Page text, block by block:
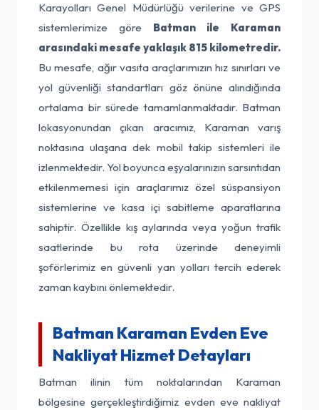
Karayolları Genel Müdürlüğü verilerine ve GPS
sistemlerimize göre Batman ile Karaman
arasındaki mesafe yaklaşık 815 kilometredir.
Bu mesafe, ağır vasıta araçlarımızın hız sınırları ve
yol güvenliği standartları göz önüne alındığında
ortalama bir sürede tamamlanmaktadır. Batman
lokasyonundan çıkan aracımız, Karaman varış
noktasına ulaşana dek mobil takip sistemleri ile
izlenmektedir. Yol boyunca eşyalarınızın sarsıntıdan
etkilenmemesi için araçlarımız özel süspansiyon
sistemlerine ve kasa içi sabitleme aparatlarına
sahiptir. Özellikle kış aylarında veya yoğun trafik
saatlerinde bu rota üzerinde deneyimli
şoförlerimiz en güvenli yan yolları tercih ederek
zaman kaybını önlemektedir.
Batman Karaman Evden Eve
Nakliyat Hizmet Detayları
Batman ilinin tüm noktalarından Karaman
bölgesine gerçekleştirdiğimiz evden eve nakliyat